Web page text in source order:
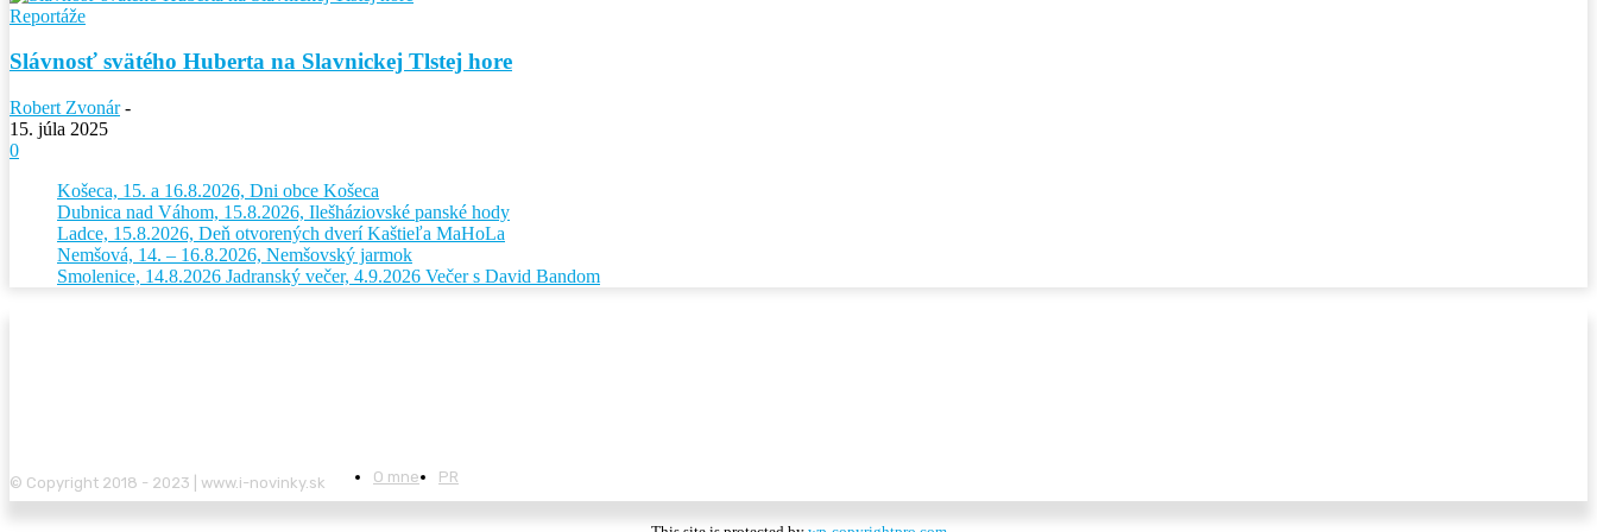
Reportáže
Slávnosť svätého Huberta na Slavnickej Tlstej hore
Robert Zvonár -
15. júla 2025
0
Košeca, 15. a 16.8.2026, Dni obce Košeca
Dubnica nad Váhom, 15.8.2026, Ilešháziovské panské hody
Ladce, 15.8.2026, Deň otvorených dverí Kaštieľa MaHoLa
Nemšová, 14. – 16.8.2026, Nemšovský jarmok
Smolenice, 14.8.2026 Jadranský večer, 4.9.2026 Večer s David Bandom
© Copyright 2018 - 2023 | www.i-novinky.sk O mne PR